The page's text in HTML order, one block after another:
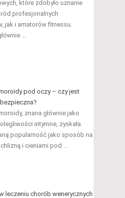
które zdobyło uznanie
profesjonalnych
jak i amatorów fitnessu.
…
pod oczy – czy jest
znana głównie jako
intymne, zyskała
popularność jako sposób na
i cieniami pod …
leczeniu chorób wenerycznych